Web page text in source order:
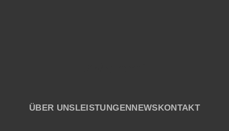
ÜBER UNSLEISTUNGENNEWSKONTAKT